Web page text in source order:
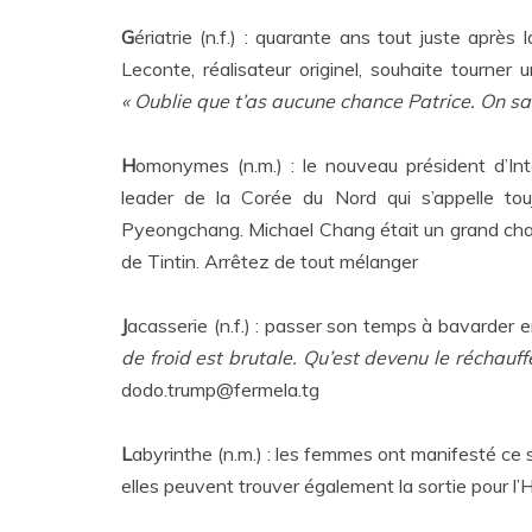
Gériatrie (n.f.) : quarante ans tout juste après
Leconte, réalisateur originel, souhaite
« Oublie que t’as aucune chance Patrice. On
Homonymes (n.m.) : le nouveau président
leader de la Corée du Nord qui s’appelle
Pyeongchang. Michael Chang était un grand
de Tintin. Arrêtez de tout mélanger
Jacasserie (n.f.) : passer son temps à bavarder
de froid est brutale. Qu’est devenu le
dodo.trump@fermela.tg
Labyrinthe (n.m.) : les femmes ont manifesté ce
elles peuvent trouver également la sortie pour